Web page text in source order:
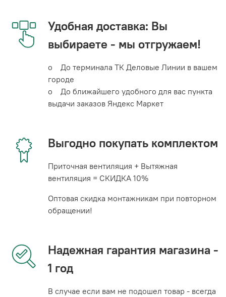
Удобная доставка: Вы
выбираете - мы отгружаем!
o До терминала ТК Деловые Линии в вашем
городе
o До ближайшего удобного для вас пункта
выдачи заказов Яндекс Маркет
Выгодно покупать комплектом
Приточная вентиляция + Вытяжная
вентиляция = СКИДКА 10%
Оптовая скидка монтажникам при повторном
обращении!
Надежная гарантия магазина -
1 год
В случае если вам не подошел товар - всегда